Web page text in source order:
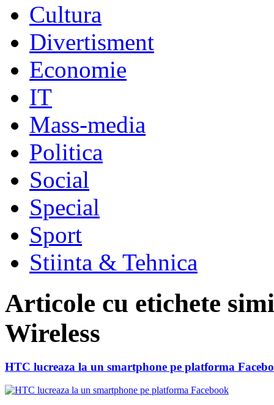
Cultura
Divertisment
Economie
IT
Mass-media
Politica
Social
Special
Sport
Stiinta & Tehnica
Articole cu etichete
Wireless
HTC lucreaza la un smartphone pe platforma